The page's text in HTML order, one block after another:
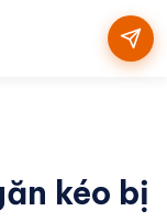
kéo bị